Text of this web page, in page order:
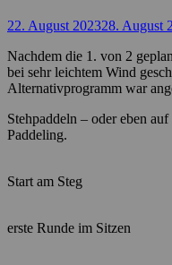
Posted
22. August 202328. August
Nachdem die 1. von 2
bei sehr leichtem Wind
Alternativprogramm war
Stehpaddeln – oder eben
Paddeling.
Start am Steg
erste Runde im Sitzen